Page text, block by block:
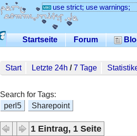
use strict; use warnings;
Startseite Forum
Start Letzte 24h /7 Tage
Search for Tags:
perl5
Sharepoint
1 Eintrag, 1 Seite